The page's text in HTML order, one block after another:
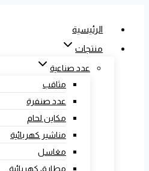
الرئيسية
منتجات
عدد صناعية
مثاقب
عدد صنفرة
مكاين لحام
مناشير كهربائية
مغاسل
مطارق كهربائية